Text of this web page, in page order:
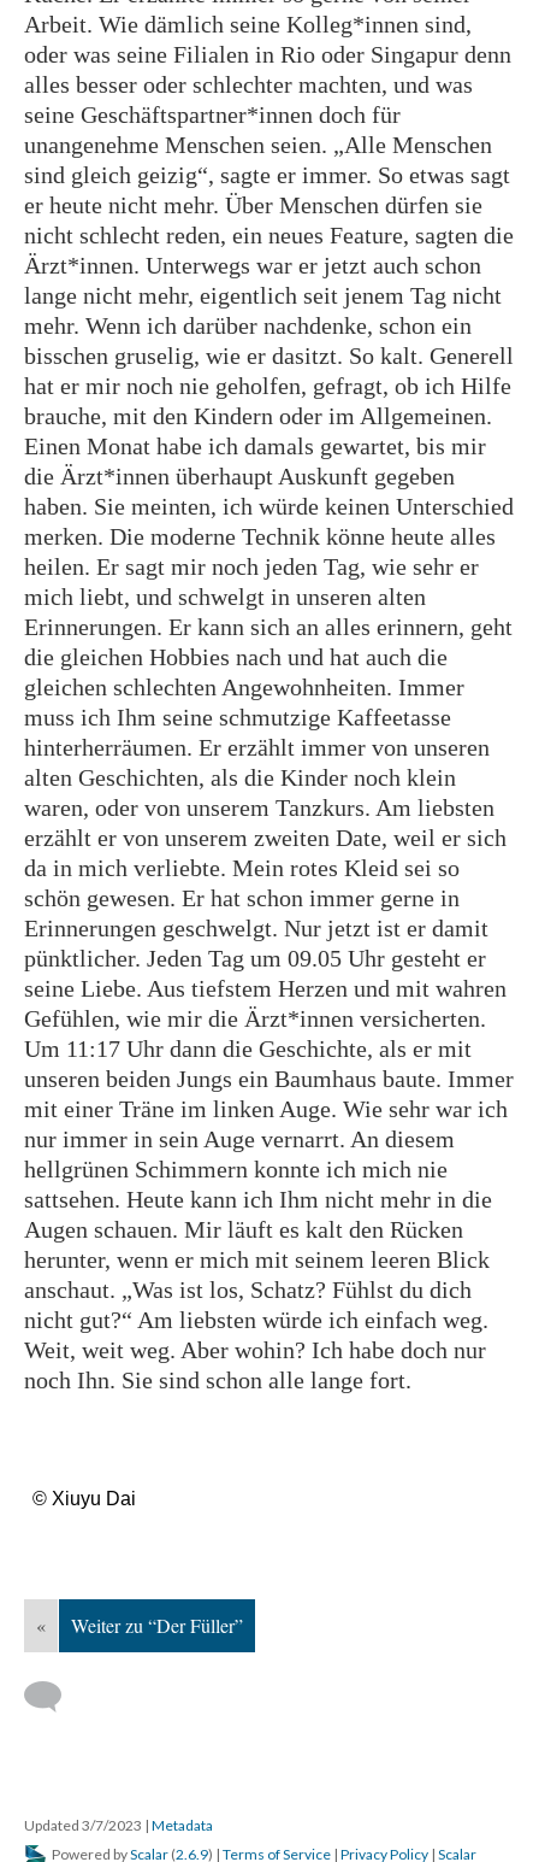
Arbeit. Wie dämlich seine Kolleg*innen sind,
oder was seine Filialen in Rio oder Singapur denn
alles besser oder schlechter machten, und was
seine Geschäftspartner*innen doch für
unangenehme Menschen seien. „Alle Menschen
sind gleich geizig“, sagte er immer. So etwas sagt
er heute nicht mehr. Über Menschen dürfen sie
nicht schlecht reden, ein neues Feature, sagten die
Ärzt*innen. Unterwegs war er jetzt auch schon
lange nicht mehr, eigentlich seit jenem Tag nicht
mehr. Wenn ich darüber nachdenke, schon ein
bisschen gruselig, wie er dasitzt. So kalt. Generell
hat er mir noch nie geholfen, gefragt, ob ich Hilfe
brauche, mit den Kindern oder im Allgemeinen.
Einen Monat habe ich damals gewartet, bis mir
die Ärzt*innen überhaupt Auskunft gegeben
haben. Sie meinten, ich würde keinen Unterschied
merken. Die moderne Technik könne heute alles
heilen. Er sagt mir noch jeden Tag, wie sehr er
mich liebt, und schwelgt in unseren alten
Erinnerungen. Er kann sich an alles erinnern, geht
die gleichen Hobbies nach und hat auch die
gleichen schlechten Angewohnheiten. Immer
muss ich Ihm seine schmutzige Kaffeetasse
hinterherräumen. Er erzählt immer von unseren
alten Geschichten, als die Kinder noch klein
waren, oder von unserem Tanzkurs. Am liebsten
erzählt er von unserem zweiten Date, weil er sich
da in mich verliebte. Mein rotes Kleid sei so
schön gewesen. Er hat schon immer gerne in
Erinnerungen geschwelgt. Nur jetzt ist er damit
pünktlicher. Jeden Tag um 09.05 Uhr gesteht er
seine Liebe. Aus tiefstem Herzen und mit wahren
Gefühlen, wie mir die Ärzt*innen versicherten.
Um 11:17 Uhr dann die Geschichte, als er mit
unseren beiden Jungs ein Baumhaus baute. Immer
mit einer Träne im linken Auge. Wie sehr war ich
nur immer in sein Auge vernarrt. An diesem
hellgrünen Schimmern konnte ich mich nie
sattsehen. Heute kann ich Ihm nicht mehr in die
Augen schauen. Mir läuft es kalt den Rücken
herunter, wenn er mich mit seinem leeren Blick
anschaut. „Was ist los, Schatz? Fühlst du dich
nicht gut?“ Am liebsten würde ich einfach weg.
Weit, weit weg. Aber wohin? Ich habe doch nur
noch Ihn. Sie sind schon alle lange fort.
© Xiuyu Dai
« Weiter zu “Der Füller”
Updated 3/7/2023 | Metadata
Powered byScalar (2.6.9) | Terms of Service | Privacy Policy | Scalar